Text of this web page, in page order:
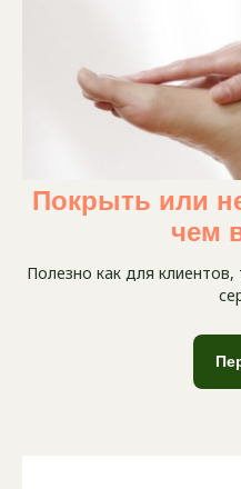
Покрыть или
чем
Полезно как для